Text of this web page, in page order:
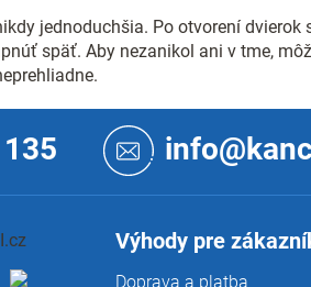
jednoduchšia. Po otvorení
späť. Aby nezanikol ani v tme,
Výhody pre
Doprava a platba